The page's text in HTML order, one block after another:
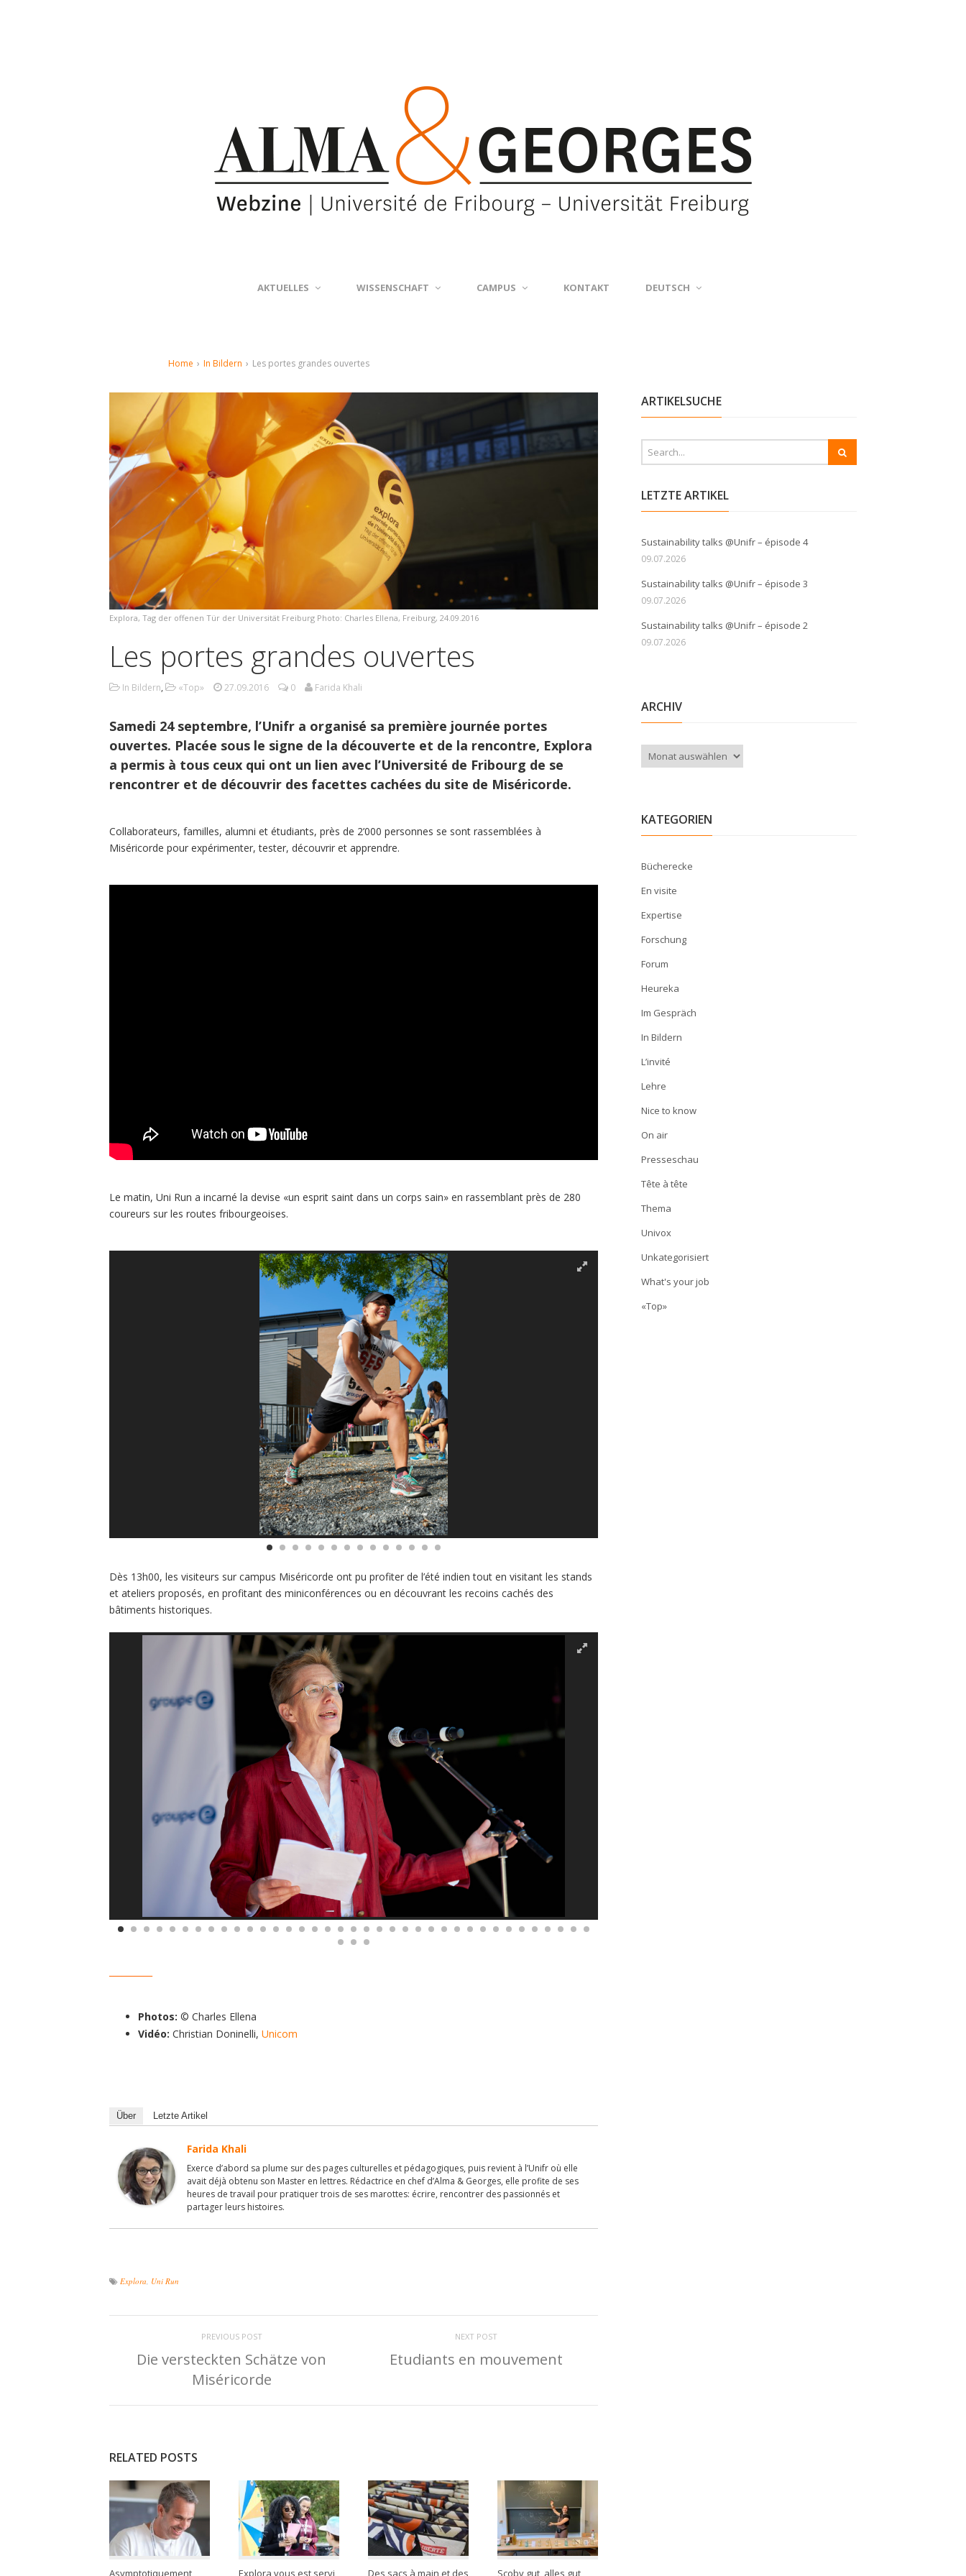
AKTUELLES WISSENSCHAFT CAMPUS KONTAKT DEUTSCH
Home › In Bildern › Les portes grandes ouvertes
Explora, Tag der offenen Tür der Universität Freiburg Photo: Charles Ellena, Freiburg, 24.09.2016
Les portes grandes ouvertes
In Bildern, «Top» 27.09.2016 0 Farida Khali
Samedi 24 septembre, l’Unifr a organisé sa première journée portes
ouvertes. Placée sous le signe de la découverte et de la rencontre, Explora
a permis à tous ceux qui ont un lien avec l’Université de Fribourg de se
rencontrer et de découvrir des facettes cachées du site de Miséricorde.
Collaborateurs, familles, alumni et étudiants, près de 2’000 personnes se sont rassemblées à
Miséricorde pour expérimenter, tester, découvrir et apprendre.
Le matin, Uni Run a incarné la devise «un esprit saint dans un corps sain» en rassemblant près de 280
coureurs sur les routes fribourgeoises.
Dès 13h00, les visiteurs sur campus Miséricorde ont pu profiter de l’été indien tout en visitant les stands
et ateliers proposés, en profitant des miniconférences ou en découvrant les recoins cachés des
bâtiments historiques.
Photos: © Charles Ellena
Vidéo: Christian Doninelli, Unicom
Über Letzte Artikel
Farida Khali
Exerce d’abord sa plume sur des pages culturelles et pédagogiques, puis revient à l’Unifr où elle
avait déjà obtenu son Master en lettres. Rédactrice en chef d’Alma & Georges, elle profite de ses
heures de travail pour pratiquer trois de ses marottes: écrire, rencontrer des passionnés et
partager leurs histoires.
Explora Uni Run
PREVIOUS POST
Die versteckten Schätze von
Miséricorde
NEXT POST
Etudiants en mouvement
RELATED POSTS
Asymptotiquement Explora vous est servi Des sacs à main et des Scoby gut, alles gut
ARTIKELSUCHE
LETZTE ARTIKEL
Sustainability talks @Unifr – épisode 4
09.07.2026
Sustainability talks @Unifr – épisode 3
09.07.2026
Sustainability talks @Unifr – épisode 2
09.07.2026
ARCHIV
Archiv
KATEGORIEN
Bücherecke
En visite
Expertise
Forschung
Forum
Heureka
Im Gespräch
In Bildern
L’invité
Lehre
Nice to know
On air
Presseschau
Tête à tête
Thema
Univox
Unkategorisiert
What's your job
«Top»